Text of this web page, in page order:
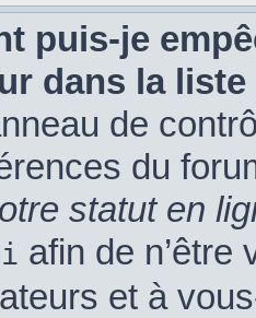
puis-je
dans la
de
du
statut en
afin de n’être
et à